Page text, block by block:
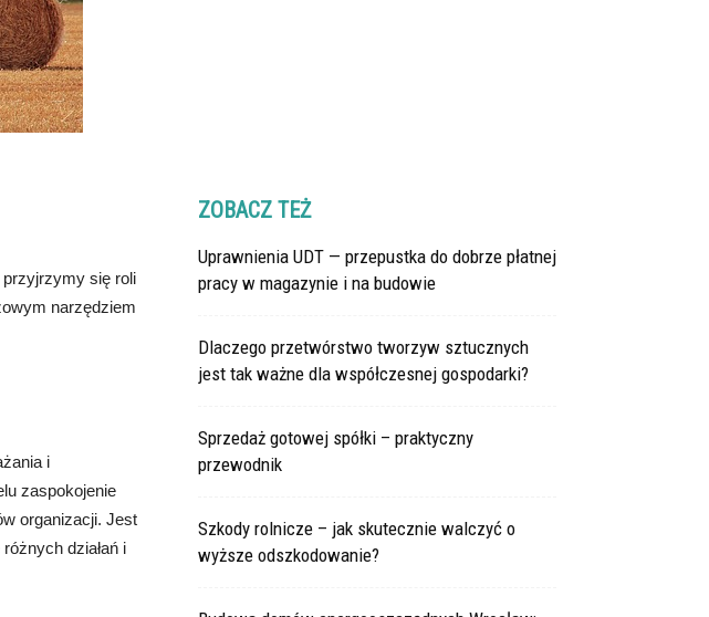
przyjrzymy się roli
narzędziem
i
zaspokojenie
organizacji. Jest
działań i
ZOBACZ TEŻ
Uprawnienia UDT — przepustka do dobrze płatnej
pracy w magazynie i na budowie
Dlaczego przetwórstwo tworzyw sztucznych
jest tak ważne dla współczesnej gospodarki?
Sprzedaż gotowej spółki – praktyczny
przewodnik
Szkody rolnicze – jak skutecznie walczyć o
wyższe odszkodowanie?